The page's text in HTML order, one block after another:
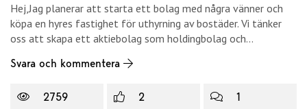
2759 2 1
Hej,Jag planerar att starta ett bolag med några vänner och
köpa en hyres fastighet för uthyrning av bostäder. Vi tänker
oss att skapa ett aktiebolag som holdingbolag och...
Svara och kommentera